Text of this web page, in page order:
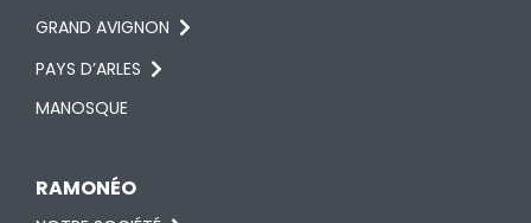
GRAND AVIGNON
PAYS D’ARLES
MANOSQUE
RAMONÉO